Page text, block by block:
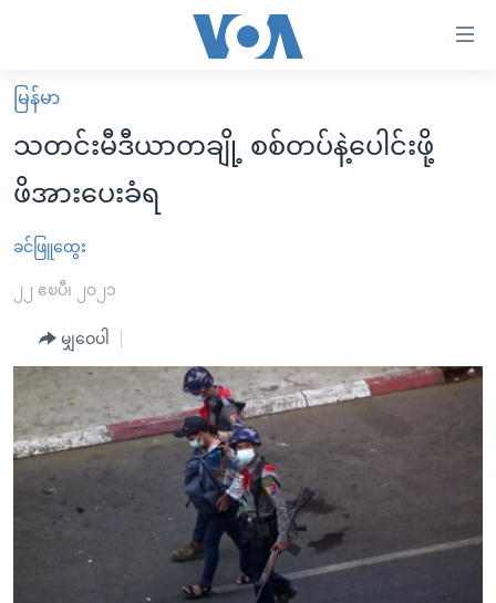
လွယ်ကူ
စေ
သည့်
များ
ပင်မ
ကျော်
ကြည့်
ရန်
မူလစာမျက်နှာ
မြန်မာ
ကမ္ဘာ့သတင်းများ
နိုင်ငံတကာ
အစ္စရေး-ပါလက်စတိုင်း
ဗွီဒီယို
အင်္ဂလိပ်စာလေ့လာမယ်
အမေရိကန်သုံးအီဒီယံ
မကြေးမုံရဲ့ အင်္ဂလိပ်စာ
ရုပ်ရှင်ထဲက အင်္ဂလိပ်စာ
သုတပဒေသာ အင်္ဂလိပ်စာ
အပတ်စဉ်ကဏ္ဍများ
ရေဒီယို
တီဗွီ
ရေဒီယိုနှင့်ရုပ်သံ အချက်အလက်များ
ရေဒီယို/တီဗွီအစီအစဉ်
ဗွီအိုအေ လူမှုကွန်ယက်များ
မြန်မာ
သတင်းမီဒီယာတချို့ စစ်တပ်နဲ့ပေါင်းဖို့
ဖိအားပေးခံရ
ခင်ဖြူထွေး
၂၂ ဧၿပီ၊ ၂၀၂၁
မျှဝေပါ